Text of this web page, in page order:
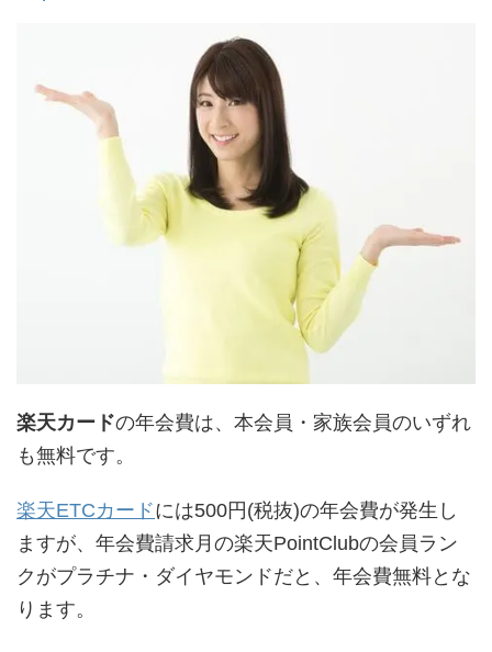
楽天カードの年会費は、本会員・家族会員のいずれ
も無料です。
楽天ETCカードには500円(税抜)の年会費が発生し
ますが、年会費請求月の楽天PointClubの会員ラン
クがプラチナ・ダイヤモンドだと、年会費無料とな
ります。